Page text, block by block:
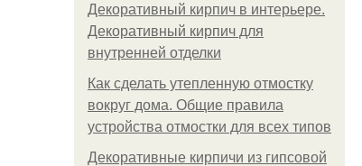
Декоративный кирпич в интерьере.
Декоративный кирпич для
внутренней отделки
Как сделать утепленную отмостку
вокруг дома. Общие правила
устройства отмостки для всех типов
Декоративные кирпичи из гипсовой